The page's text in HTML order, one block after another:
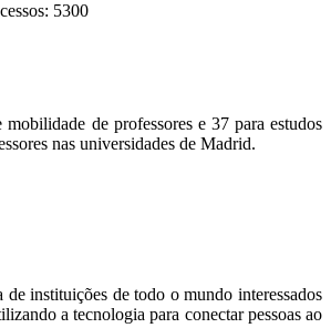
5300
de professores e 37 para estudos
nas universidades de Madrid.
instituições de todo o mundo interessados
a tecnologia para conectar pessoas ao